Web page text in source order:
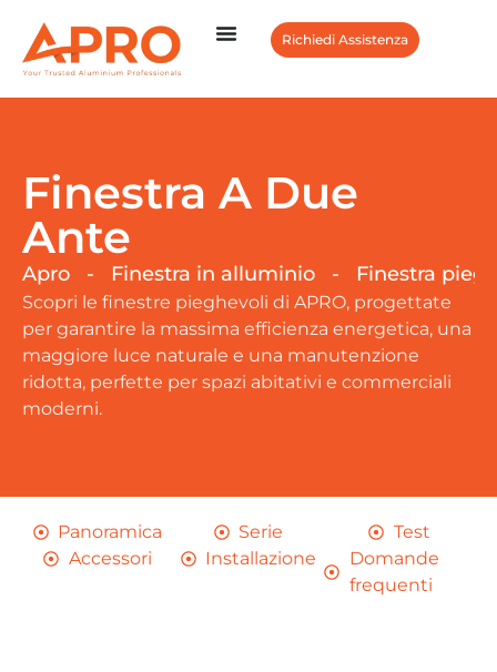
Richiedi Assistenza
Finestra A Due
Ante
Apro - Finestra in alluminio - Finestra
Scopri le finestre pieghevoli di APRO, progettate
per garantire la massima efficienza energetica, una
maggiore luce naturale e una manutenzione
ridotta, perfette per spazi abitativi e commerciali
moderni.
Panoramica Serie
Test
Accessori
Installazione
Domande
frequenti